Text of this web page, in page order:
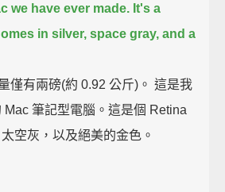
we have ever made. It's a
in silver, space gray, and a
僅有兩磅(約 0.92 公斤)。 這是我
Mac 筆記型電腦。這是個 Retina
空灰，以及絕美的金色。